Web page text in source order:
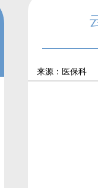
来源：医保科